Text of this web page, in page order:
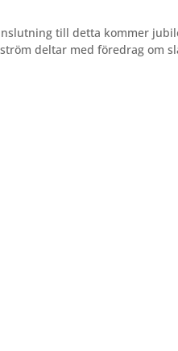
till detta kommer
deltar med föredrag om